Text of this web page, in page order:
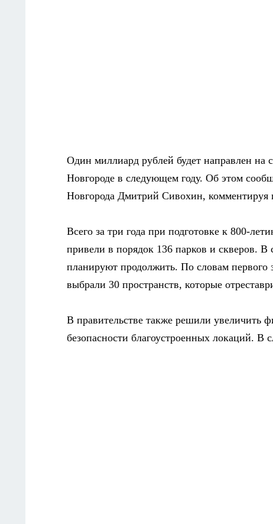
Один миллиард рублей будет направлен
Новгороде в следующем году. Об этом
Новгорода Дмитрий Сивохин, комментируя
Всего за три года при подготовке к 800-
привели в порядок 136 парков и скверов. В
планируют продолжить. По словам первого
выбрали 30 пространств, которые
В правительстве также решили увеличить
безопасности благоустроенных локаций. В